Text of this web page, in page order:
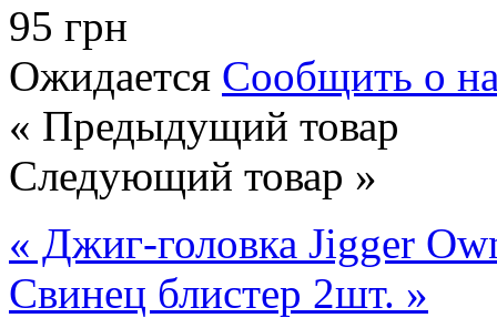
95 грн
Ожидается Сообщить о
« Предыдущий товар
Следующий товар »
« Джиг-головка Jigger
Свинец блистер 2шт. »